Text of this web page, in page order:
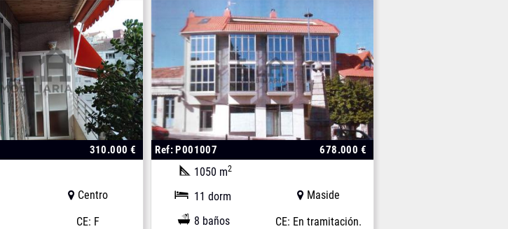
310.000 €
Centro
CE: F
Ref: P001007 678.000 €
1050 m2
11 dorm
8 baños
Maside
CE: En tramitación.